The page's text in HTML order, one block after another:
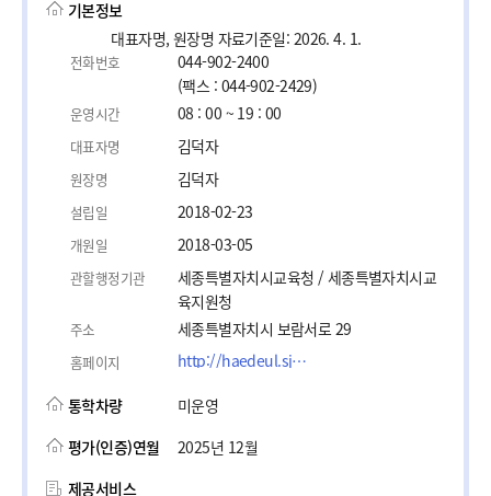
기본정보
대표자명, 원장명 자료기준일: 2026. 4. 1.
전화번호
044-902-2400
(팩스 : 044-902-2429)
운영시간 08 : 00 ~ 19 : 00
대표자명 김덕자
원장명 김덕자
설립일 2018-02-23
개원일 2018-03-05
관할행정기관
세종특별자치시교육청 / 세종특별자치시교
육지원청
주소 세종특별자치시 보람서로 29
홈페이지 http://haedeul.sjedukg.kr/
통학차량
미운영
평가(인증)연월
2025년 12월
제공서비스